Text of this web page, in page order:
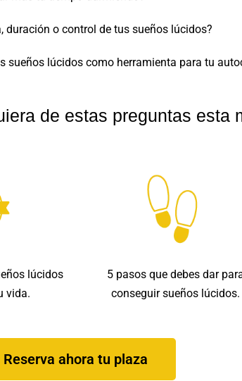
duración o control de tus sueños lúcidos?
sueños lúcidos como herramienta para tu
de estas preguntas esta
lúcidos
vida.
5 pasos que debes dar
conseguir sueños lúcidos.
Reserva ahora tu plaza